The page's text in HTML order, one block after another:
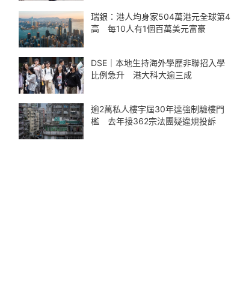
瑞銀：港人均身家504萬港元全球第4
高 每10人有1個百萬美元富豪
DSE｜本地生持海外學歷非聯招入學
比例急升 港大科大逾三成
逾2萬私人樓宇屆30年達強制驗樓門
檻 去年接362宗法團疑違規投訴